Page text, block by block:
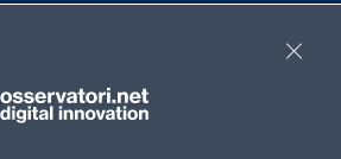
accessibilità